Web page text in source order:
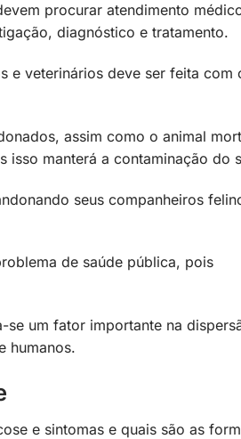
procurar atendimento
diagnóstico e tratamento.
e veterinários deve ser feita com
assim como o animal
isso manterá a contaminação do
seus companheiros
de saúde pública, pois
um fator importante na
humanos.
e sintomas e quais são as